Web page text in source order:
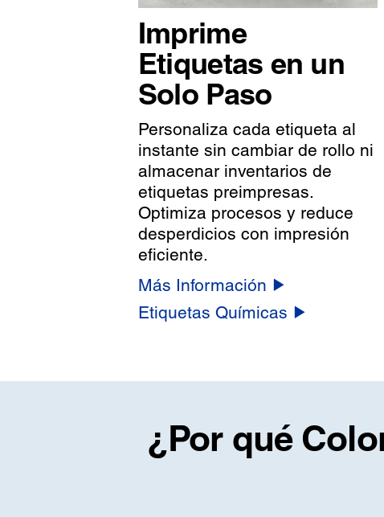
Imprime
Etiquetas en un
Solo Paso
Personaliza cada etiqueta al
instante sin cambiar de rollo ni
almacenar inventarios de
etiquetas preimpresas.
Optimiza procesos y reduce
desperdicios con impresión
eficiente.
Más Información
Etiquetas Químicas
¿Por qué